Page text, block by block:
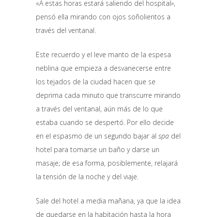
«A estas horas estará saliendo del hospital»,
pensó ella mirando con ojos soñolientos a
través del ventanal.
Este recuerdo y el leve manto de la espesa
neblina que empieza a desvanecerse entre
los tejados de la ciudad hacen que se
deprima cada minuto que transcurre mirando
a través del ventanal, aún más de lo que
estaba cuando se despertó. Por ello decide
en el espasmo de un segundo bajar al spa del
hotel para tomarse un baño y darse un
masaje; de esa forma, posiblemente, relajará
la tensión de la noche y del viaje.
Sale del hotel a media mañana, ya que la idea
de quedarse en la habitación hasta la hora